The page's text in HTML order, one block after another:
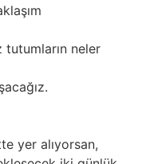
tutumların neler
yer alıyorsan,